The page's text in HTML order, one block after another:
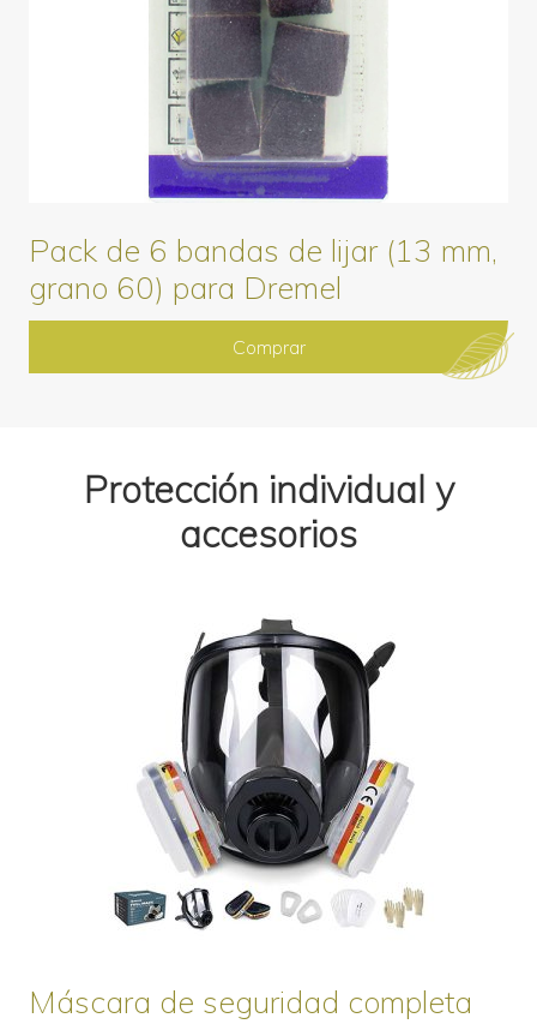
Pack de 6 bandas de lijar (13 mm,
grano 60) para Dremel
Comprar
Protección individual y
accesorios
Máscara de seguridad completa